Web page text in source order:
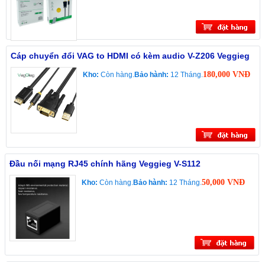
Cáp chuyển đổi VAG to HDMI có kèm audio V-Z206 Veggieg
Kho: Còn hàng.Bảo hành: 12 Tháng.180,000 VNĐ
Đầu nối mạng RJ45 chính hãng Veggieg V-S112
Kho: Còn hàng.Bảo hành: 12 Tháng.50,000 VNĐ